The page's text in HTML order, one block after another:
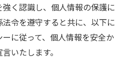
く認識し、個人情報の保護に
令を遵守すると共に、以下に
に従って、個人情報を安全か
いたします。